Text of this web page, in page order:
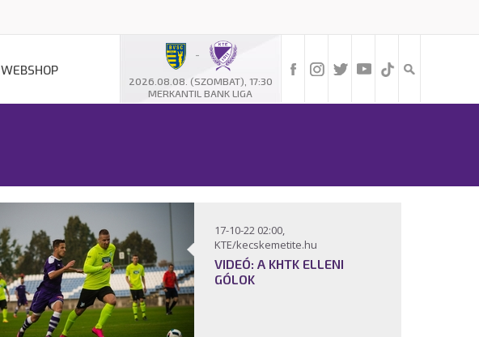
-
2026.08.08. (SZOMBAT), 17:30
MERKANTIL BANK LIGA
WEBSHOP
17-10-22 02:00,
KTE/kecskemetite.hu
VIDEÓ: A KHTK ELLENI
GÓLOK